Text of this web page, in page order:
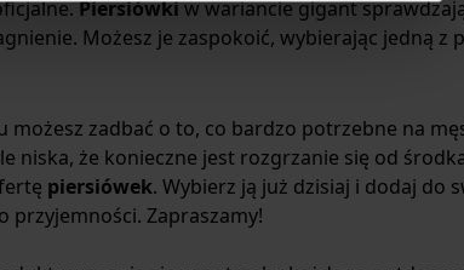
Piersiówkiw wariancie gigant
Możesz je zaspokoić, wybierając jedną z
możesz zadbać o to, co bardzo potrzebne na
niska, że konieczne jest rozgrzanie się od
piersiówek. Wybierz ją już dzisiaj i dodaj do
przyjemności. Zapraszamy!